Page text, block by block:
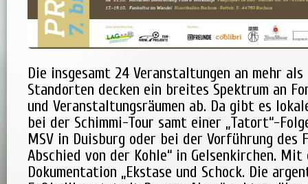
Die insgesamt 24 Veranstaltungen an mehr als
Standorten decken ein breites Spektrum an
und Veranstaltungsräumen ab. Da gibt es
bei der Schimmi-Tour samt einer „Tatort“-
MSV in Duisburg oder bei der Vorführung des
Abschied von der Kohle“ in Gelsenkirchen. Mit
Dokumentation „Ekstase und Schock. Die